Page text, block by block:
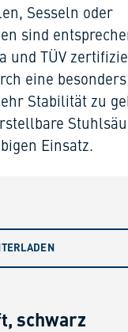
Sesseln oder
sind
und TÜV
eine besonders
Stabilität zu
Einsatz.
schwarz